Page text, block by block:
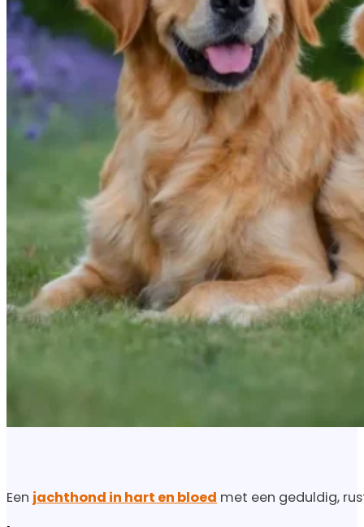
Een jachthond in hart en bloed met een geduldig,